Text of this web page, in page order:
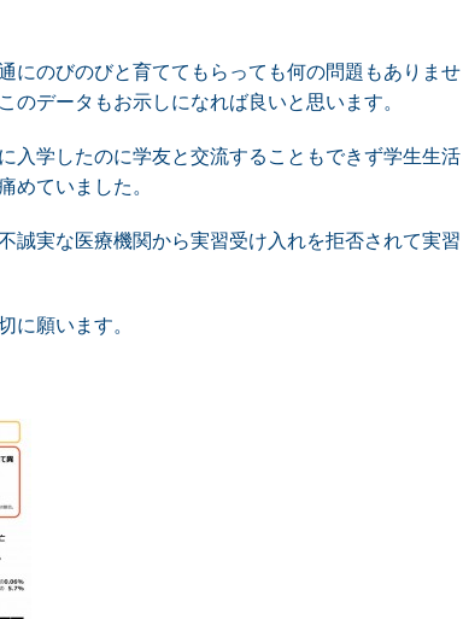
にのびのびと育ててもらっても何の問題もありませ
のデータもお示しになれば良いと思います。
入学したのに学友と交流することもできず学生生活
めていました。
誠実な医療機関から実習受け入れを拒否されて実習
に願います。